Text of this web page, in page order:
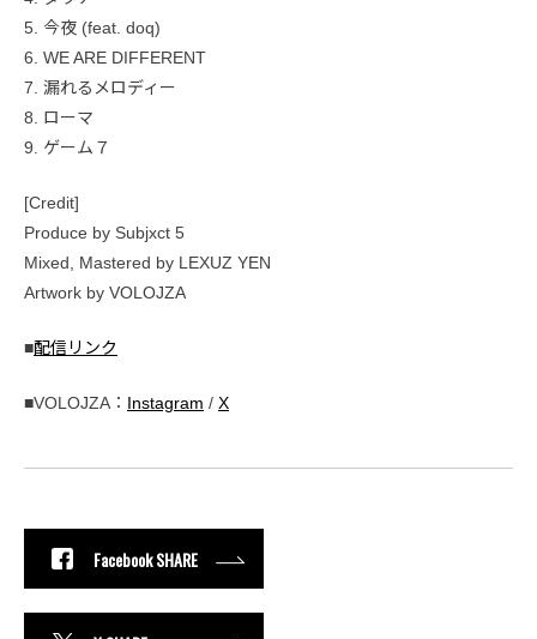
5. 今夜 (feat. doq)
6. WE ARE DIFFERENT
7. 漏れるメロディー
8. ローマ
9. ゲーム７
[Credit]
Produce by Subjxct 5
Mixed, Mastered by LEXUZ YEN
Artwork by VOLOJZA
■配信リンク
■VOLOJZA： Instagram / X
Facebook SHARE